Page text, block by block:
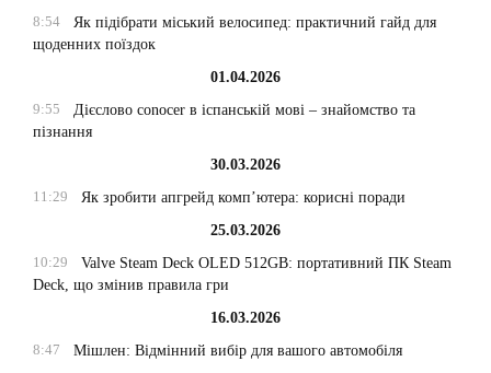
8:54
Як підібрати міський велосипед: практичний гайд для
щоденних поїздок
01.04.2026
9:55
Дієслово conocer в іспанській мові – знайомство та
пізнання
30.03.2026
11:29
Як зробити апгрейд комп’ютера: корисні поради
25.03.2026
10:29
Valve Steam Deck OLED 512GB: портативний ПК Steam
Deck, що змінив правила гри
16.03.2026
8:47
Мішлен: Відмінний вибір для вашого автомобіля